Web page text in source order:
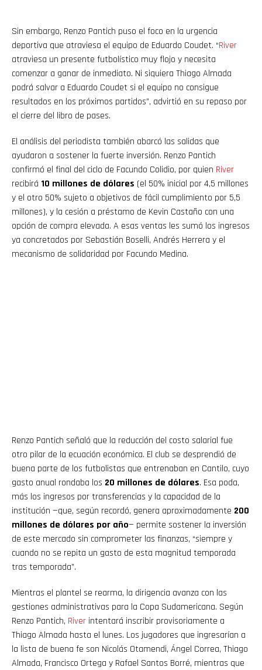
Sin embargo, Renzo Pantich puso el foco en la urgencia
deportiva que atraviesa el equipo de Eduardo Coudet. “River
atraviesa un presente futbolístico muy flojo y necesita
comenzar a ganar de inmediato. Ni siquiera Thiago Almada
podrá salvar a Eduardo Coudet si el equipo no consigue
resultados en los próximos partidos”, advirtió en su repaso por
el cierre del libro de pases.
El análisis del periodista también abarcó las salidas que
ayudaron a sostener la fuerte inversión. Renzo Pantich
confirmó el final del ciclo de Facundo Colidio, por quien River
recibirá 10 millones de dólares (el 50% inicial por 4,5 millones
y el otro 50% sujeto a objetivos de fácil cumplimiento por 5,5
millones), y la cesión a préstamo de Kevin Castaño con una
opción de compra elevada. A esas ventas les sumó los ingresos
ya concretados por Sebastián Boselli, Andrés Herrera y el
mecanismo de solidaridad por Facundo Medina.
Renzo Pantich señaló que la reducción del costo salarial fue
otro pilar de la ecuación económica. El club se desprendió de
buena parte de los futbolistas que entrenaban en Cantilo, cuyo
gasto anual rondaba los 20 millones de dólares. Esa poda,
más los ingresos por transferencias y la capacidad de la
institución —que, según recordó, genera aproximadamente 200
millones de dólares por año— permite sostener la inversión
de este mercado sin comprometer las finanzas, “siempre y
cuando no se repita un gasto de esta magnitud temporada
tras temporada”.
Mientras el plantel se rearma, la dirigencia avanza con las
gestiones administrativas para la Copa Sudamericana. Según
Renzo Pantich, River intentará inscribir provisoriamente a
Thiago Almada hasta el lunes. Los jugadores que ingresarían a
la lista de buena fe son Nicolás Otamendi, Ángel Correa, Thiago
Almada, Francisco Ortega y Rafael Santos Borré, mientras que